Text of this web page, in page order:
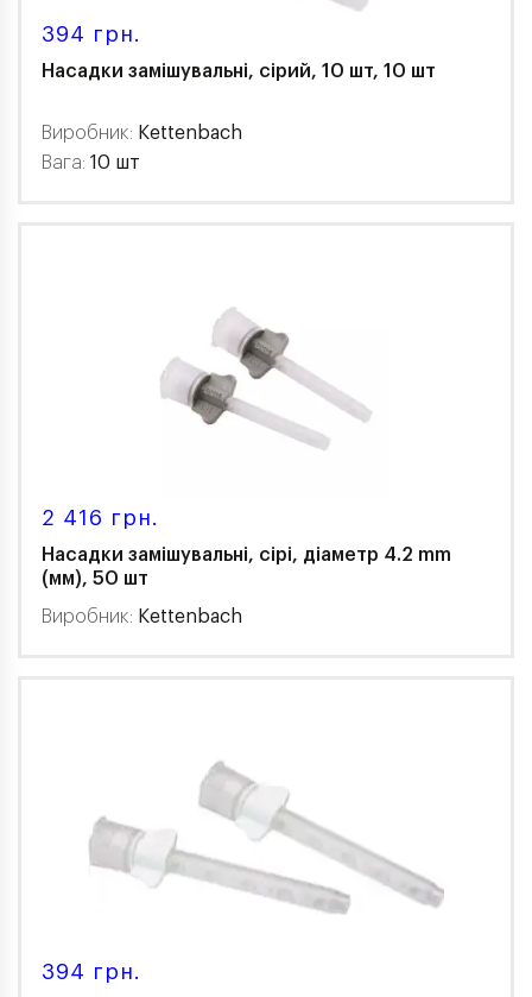
394 грн.
Насадки замішувальні, сірий, 10 шт, 10 шт
Виробник: Kettenbach
Вага: 10 шт
2 416 грн.
Насадки замішувальні, сірі, діаметр 4.2 mm
(мм), 50 шт
Виробник: Kettenbach
394 грн.